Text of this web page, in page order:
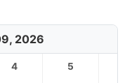
2026
4 5